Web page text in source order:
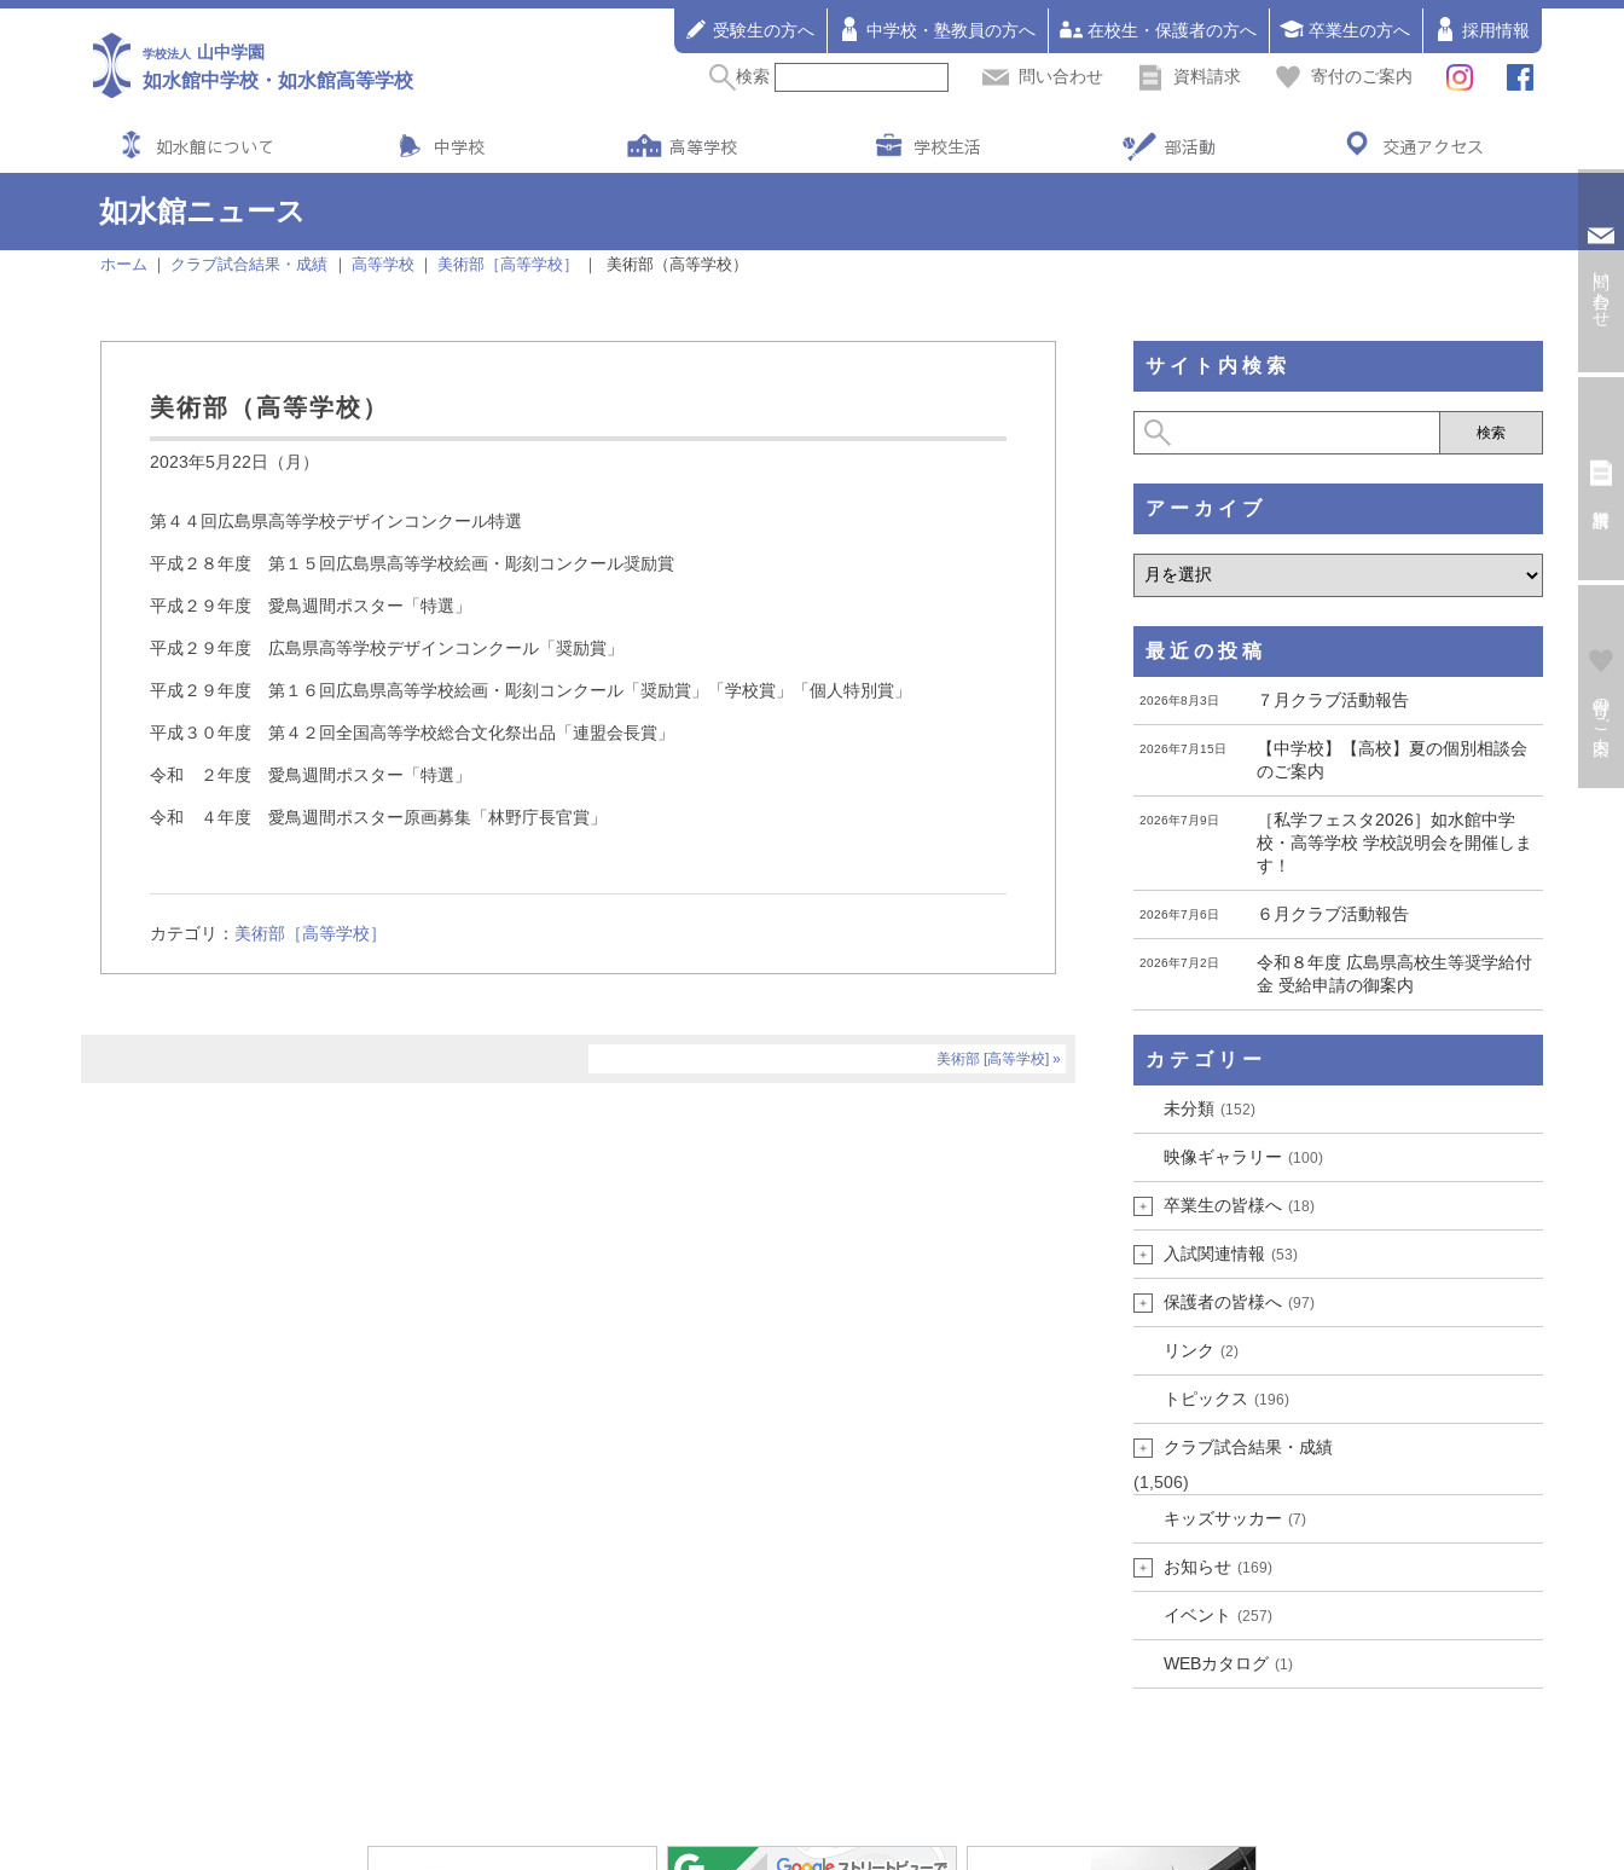
学校法人 山中学園
如水館中学校 ・如水館高等学校 検索 問い合わせ 資料請求 寄付のご案内
受験生の方へ 中学校・塾教員の方へ 在校生・保護者の方へ 卒業生の方へ 採用情報
如水館について 中学校 高等学校 学校生活 部活動 交通アクセス
問い合わせ
寄付のご案内
如水館ニュース
ホーム クラブ試合結果・成績 高等学校 美術部［高等学校］ 美術部（高等学校）
美術部（高等学校）
2023年5月22日（月）
第４４回広島県高等学校デザインコンクール特選
平成２８年度 第１５回広島県高等学校絵画・彫刻コンクール奨励賞
平成２９年度 愛鳥週間ポスター「特選」
平成２９年度 広島県高等学校デザインコンクール「奨励賞」
平成２９年度 第１６回広島県高等学校絵画・彫刻コンクール「奨励賞」「学校賞」「個人特別賞」
平成３０年度 第４２回全国高等学校総合文化祭出品「連盟会長賞」
令和 ２年度 愛鳥週間ポスター「特選」
令和 ４年度 愛鳥週間ポスター原画募集「林野庁長官賞」
カテゴリ： 美術部［高等学校］
美術部 [高等学校]
サイト内検索
アーカイブ
最近の投稿
７月クラブ活動報告
2026年8月3日
【中学校】【高校】夏の個別相談会
のご案内
2026年7月15日
［私学フェスタ2026］如水館中学
校・高等学校 学校説明会を開催しま
す！
2026年7月9日
６月クラブ活動報告
2026年7月6日
令和８年度 広島県高校生等奨学給付
金 受給申請の御案内
2026年7月2日
カテゴリー
未分類 (152)
映像ギャラリー (100)
卒業生の皆様へ (18)
入試関連情報 (53)
保護者の皆様へ (97)
リンク (2)
トピックス (196)
クラブ試合結果・成績
(1,506)
キッズサッカー (7)
お知らせ (169)
イベント (257)
WEBカタログ (1)